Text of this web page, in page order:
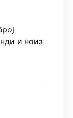
и ноиз